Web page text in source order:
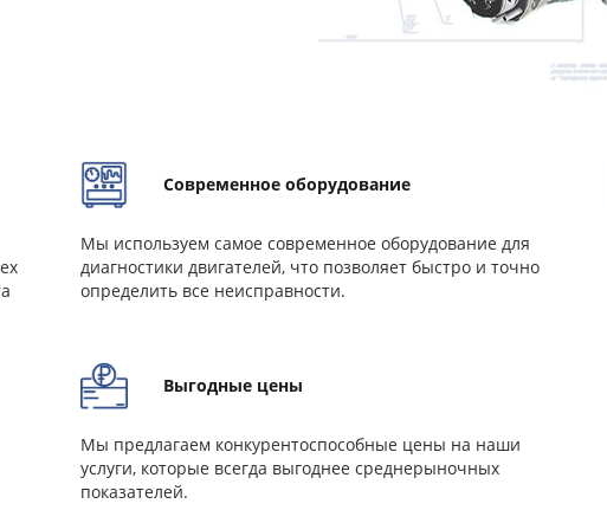
Современное оборудование
Мы используем самое современное оборудование для
диагностики двигателей, что позволяет быстро и точно
определить все неисправности.
Выгодные цены
Мы предлагаем конкурентоспособные цены на наши
услуги, которые всегда выгоднее среднерыночных
показателей.